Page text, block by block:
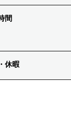
間
休暇